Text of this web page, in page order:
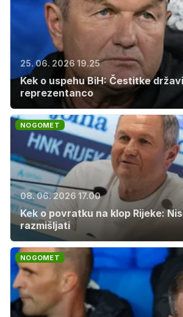
25. 06. 2026 19.25
Kek o uspehu BiH: Čestitke
reprezentanco
NOGOMET
08. 06. 2026 17.00
Kek o povratku na klop Rijeke:
razmišljati
NOGOMET